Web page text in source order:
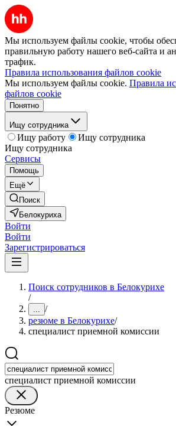
Мы используем файлы cookie, чтобы
правильную работу нашего веб-сайта и
трафик.
Правила использования файлов cookie
Мы используем файлы cookie. Правила
файлов cookie
Понятно
Ищу сотрудника
Ищу работу
Ищу сотрудника
Ищу сотрудника
Сервисы
Помощь
Ещё
Поиск
Белокуриха
Войти
Войти
Зарегистрироваться
Поиск сотрудников в Белокурихе
/
... /
резюме в Белокурихе/
специалист приемной комиссии
специалист приемной комиссии
Резюме